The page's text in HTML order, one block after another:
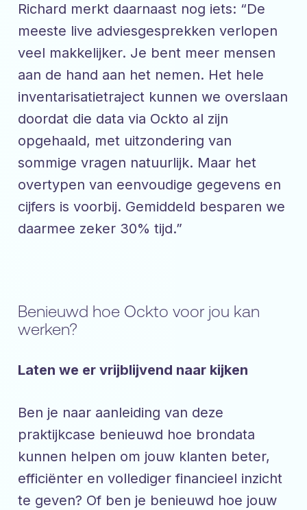
Richard merkt daarnaast nog iets: “De
meeste live adviesgesprekken verlopen
veel makkelijker. Je bent meer mensen
aan de hand aan het nemen. Het hele
inventarisatietraject kunnen we overslaan
doordat die data via Ockto al zijn
opgehaald, met uitzondering van
sommige vragen natuurlijk. Maar het
overtypen van eenvoudige gegevens en
cijfers is voorbij. Gemiddeld besparen we
daarmee zeker 30% tijd.”
Benieuwd hoe Ockto voor jou kan
werken?
Laten we er vrijblijvend naar kijken
Ben je naar aanleiding van deze
praktijkcase benieuwd hoe brondata
kunnen helpen om jouw klanten beter,
efficiënter en vollediger financieel inzicht
te geven? Of ben je benieuwd hoe jouw